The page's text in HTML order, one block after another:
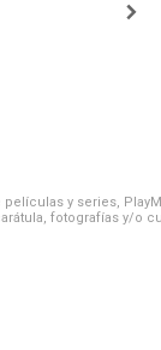
y series,
fotografías y/o